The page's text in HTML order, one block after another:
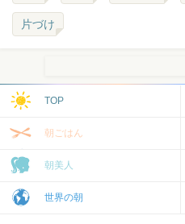
片づけ
TOP
朝ごはん
朝美人
世界の朝